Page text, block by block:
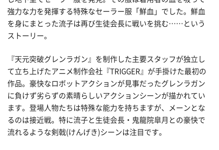
強力な力を発揮する特殊なセーラー服「鮮血」でした。鮮血
を身にまとった流子は再び生徒会長に戦いを挑む……という
ストーリー。
『天元突破グレンラガン』を制作した主要スタッフが独立し
て立ち上げたアニメ制作会社『TRIGGER』が手掛けた最初の
作品。豪快なロボットアクションが見事だったグレンラガン
に負けず劣らずの素晴らしいアクションシーンが描かれてい
ます。登場人物たちは特殊な能力を持ちますが、メーンとな
るのは接近戦。特に流子と生徒会長・鬼龍院皐月との豪快で
流れるような剣戟(けんげき)シーンは注目です。